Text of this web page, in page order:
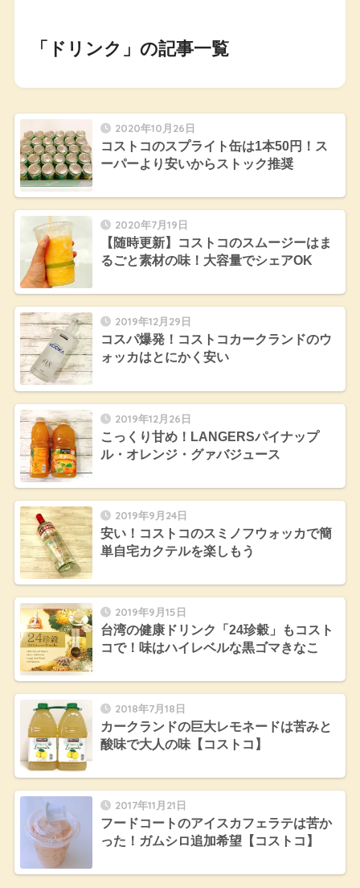
「ドリンク」の記事一覧
2020年10月26日
コストコのスプライト缶は1本50円！ス
ーパーより安いからストック推奨
2020年7月19日
【随時更新】コストコのスムージーはま
るごと素材の味！大容量でシェアOK
2019年12月29日
コスパ爆発！コストコカークランドのウ
ォッカはとにかく安い
2019年12月26日
こっくり甘め！LANGERSパイナップ
ル・オレンジ・グァバジュース
2019年9月24日
安い！コストコのスミノフウォッカで簡
単自宅カクテルを楽しもう
2019年9月15日
台湾の健康ドリンク「24珍穀」もコスト
コで！味はハイレベルな黒ゴマきなこ
2018年7月18日
カークランドの巨大レモネードは苦みと
酸味で大人の味【コストコ】
2017年11月21日
フードコートのアイスカフェラテは苦か
った！ガムシロ追加希望【コストコ】